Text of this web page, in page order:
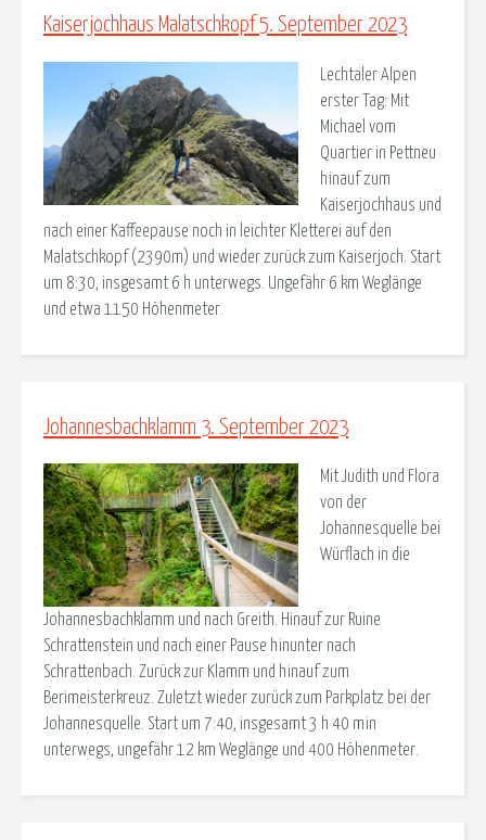
Kaiserjochhaus Malatschkopf 5. September 2023
Lechtaler Alpen
erster Tag: Mit
Michael vom
Quartier in Pettneu
hinauf zum
Kaiserjochhaus und
nach einer Kaffeepause noch in leichter Kletterei auf den
Malatschkopf (2390m) und wieder zurück zum Kaiserjoch. Start
um 8:30, insgesamt 6 h unterwegs. Ungefähr 6 km Weglänge
und etwa 1150 Höhenmeter.
Johannesbachklamm 3. September 2023
Mit Judith und Flora
von der
Johannesquelle bei
Würflach in die
Johannesbachklamm und nach Greith. Hinauf zur Ruine
Schrattenstein und nach einer Pause hinunter nach
Schrattenbach. Zurück zur Klamm und hinauf zum
Berimeisterkreuz. Zuletzt wieder zurück zum Parkplatz bei der
Johannesquelle. Start um 7:40, insgesamt 3 h 40 min
unterwegs, ungefähr 12 km Weglänge und 400 Höhenmeter.